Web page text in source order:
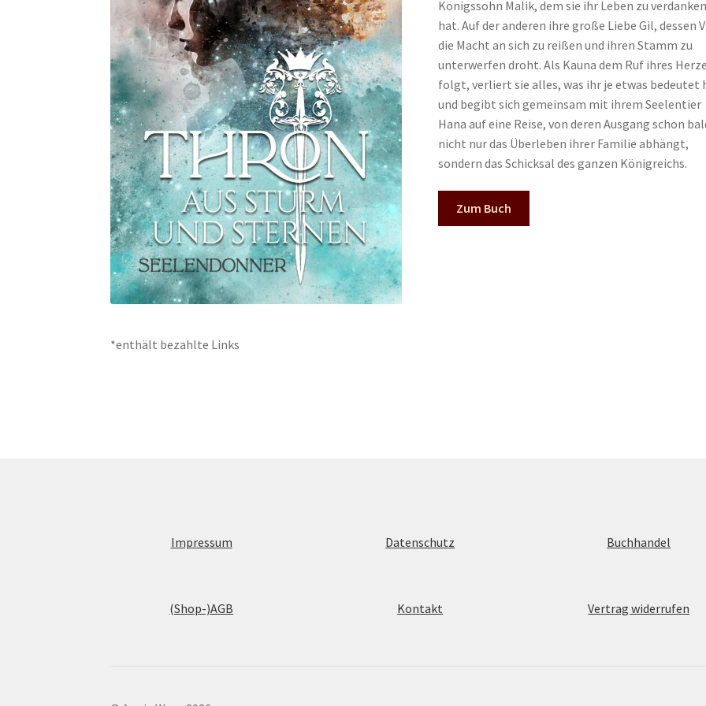
Königssohn Malik, dem sie ihr Leben zu verdanken
hat. Auf der anderen ihre große Liebe Gil, dessen
die Macht an sich zu reißen und ihren Stamm zu
unterwerfen droht. Als Kauna dem Ruf ihres
folgt, verliert sie alles, was ihr je etwas bedeutet
und begibt sich gemeinsam mit ihrem Seelentier
Hana auf eine Reise, von deren Ausgang schon
nicht nur das Überleben ihrer Familie abhängt,
sondern das Schicksal des ganzen Königreichs.
Zum Buch
*enthält bezahlte Links
Impressum
(Shop-)AGB
Datenschutz
Kontakt
Buchhandel
Vertrag widerrufen